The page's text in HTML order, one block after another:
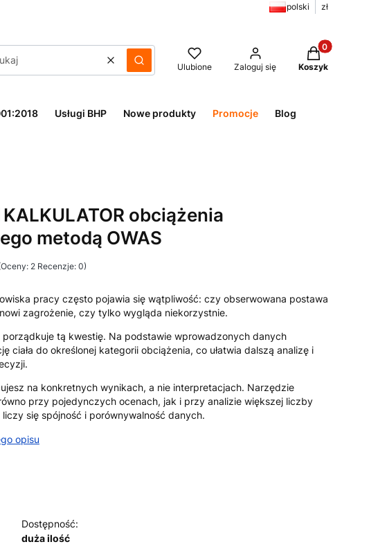
polski zł
WyczyśćSzukaj Ulubione Zaloguj się
Produkty w
Koszyk
Usługi BHP Nowe produkty Promocje Blog
KALKULATOR obciążenia
metodą OWAS
2 Recenzje: 0)
pracy często pojawia się wątpliwość: czy obserwowana postawa
zagrożenie, czy tylko wygląda niekorzystnie.
porządkuje tą kwestię. Na podstawie wprowadzonych danych
ciała do określonej kategorii obciążenia, co ułatwia dalszą analizę i
na konkretnych wynikach, a nie interpretacjach. Narzędzie
przy pojedynczych ocenach, jak i przy analizie większej liczby
się spójność i porównywalność danych.
opisu
Dostępność:
duża ilość